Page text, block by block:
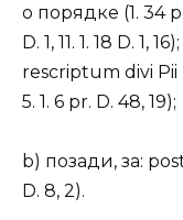
о порядке (1. 34
D. 1, 11. 1. 18 D. 1,
rescriptum divi Pii
5. 1. 6 pr. D. 48, 19);
b) позади, за:
D. 8, 2).